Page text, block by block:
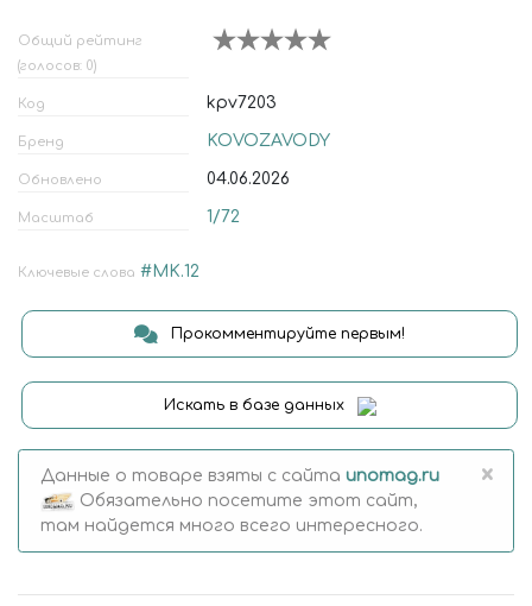
Общий рейтинг
(голосов: 0)
Код kpv7203
Бренд KOVOZAVODY
Обновлено 04.06.2026
Масштаб 1/72
Ключевые слова #MK.12
Прокомментируйте первым!
Искать в базе данных
Данные о товаре взяты с сайта unomag.ru
Обязательно посетите этот сайт,
там найдется много всего интересного.
×